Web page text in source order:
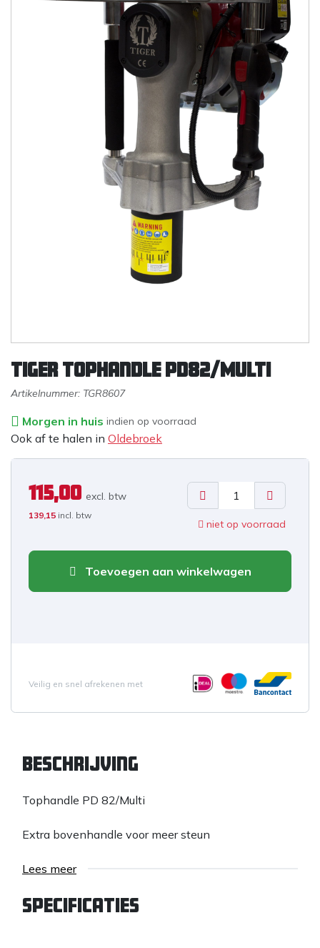
Tiger tophandle PD82/Multi
Artikelnummer: TGR8607
Morgen in huis indien op voorraad
Ook af te halen in Oldebroek
115,00 excl. btw
139,15 incl. btw
niet op voorraad
Toevoegen aan winkelwagen
Veilig en snel afrekenen met
Beschrijving
Tophandle PD 82/Multi
Extra bovenhandle voor meer steun
Lees meer
Specificaties